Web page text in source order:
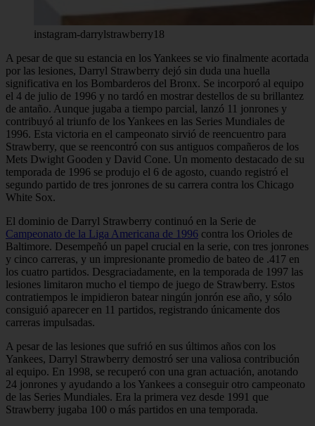
instagram-darrylstrawberry18
A pesar de que su estancia en los Yankees se vio finalmente acortada
por las lesiones, Darryl Strawberry dejó sin duda una huella
significativa en los Bombarderos del Bronx. Se incorporó al equipo
el 4 de julio de 1996 y no tardó en mostrar destellos de su brillantez
de antaño. Aunque jugaba a tiempo parcial, lanzó 11 jonrones y
contribuyó al triunfo de los Yankees en las Series Mundiales de
1996. Esta victoria en el campeonato sirvió de reencuentro para
Strawberry, que se reencontró con sus antiguos compañeros de los
Mets Dwight Gooden y David Cone. Un momento destacado de su
temporada de 1996 se produjo el 6 de agosto, cuando registró el
segundo partido de tres jonrones de su carrera contra los Chicago
White Sox.
El dominio de Darryl Strawberry continuó en la Serie de
Campeonato de la Liga Americana de 1996 contra los Orioles de
Baltimore. Desempeñó un papel crucial en la serie, con tres jonrones
y cinco carreras, y un impresionante promedio de bateo de .417 en
los cuatro partidos. Desgraciadamente, en la temporada de 1997 las
lesiones limitaron mucho el tiempo de juego de Strawberry. Estos
contratiempos le impidieron batear ningún jonrón ese año, y sólo
consiguió aparecer en 11 partidos, registrando únicamente dos
carreras impulsadas.
A pesar de las lesiones que sufrió en sus últimos años con los
Yankees, Darryl Strawberry demostró ser una valiosa contribución
al equipo. En 1998, se recuperó con una gran actuación, anotando
24 jonrones y ayudando a los Yankees a conseguir otro campeonato
de las Series Mundiales. Era la primera vez desde 1991 que
Strawberry jugaba 100 o más partidos en una temporada.